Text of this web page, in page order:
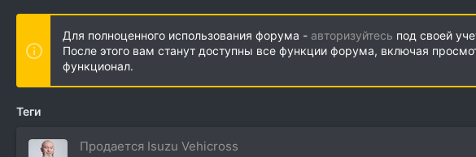
Для полноценного использования форума - авторизуйтесь под своей
После этого вам станут доступны все функции форума, включая
функционал.
Теги
Продается Isuzu Vehicross